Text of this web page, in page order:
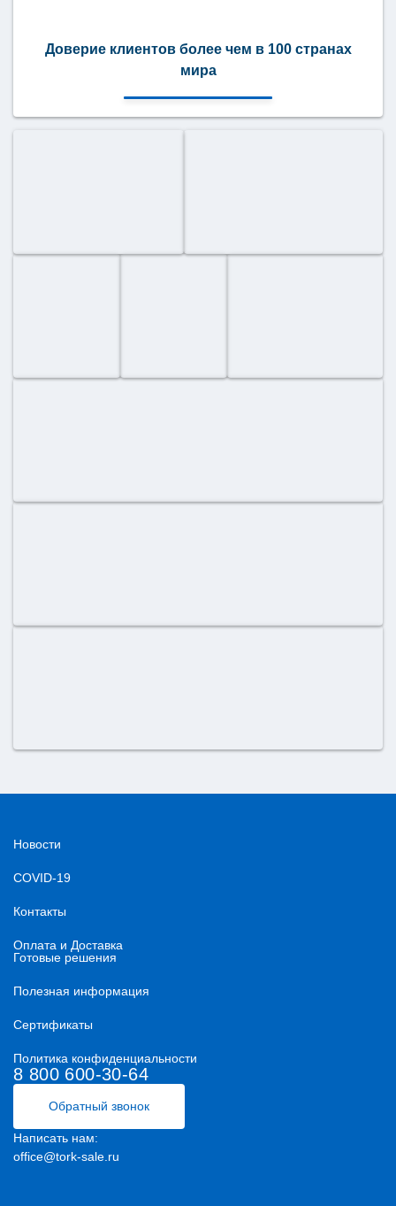
Доверие клиентов более чем в 100 странах
мира
Новости
COVID-19
Контакты
Оплата и Доставка
Готовые решения
Полезная информация
Сертификаты
Политика конфиденциальности
8 800 600-30-64
Обратный звонок
Написать нам:
office@tork-sale.ru